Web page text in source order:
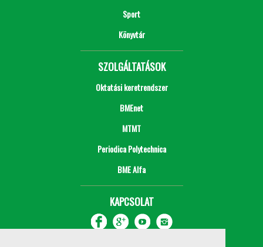
Sport
Könyvtár
SZOLGÁLTATÁSOK
Oktatási keretrendszer
BMEnet
MTMT
Periodica Polytechnica
BME Alfa
KAPCSOLAT